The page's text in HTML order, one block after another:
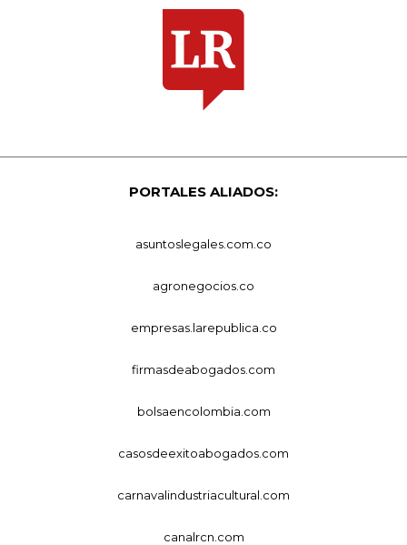
PORTALES ALIADOS:
asuntoslegales.com.co
agronegocios.co
empresas.larepublica.co
firmasdeabogados.com
bolsaencolombia.com
casosdeexitoabogados.com
carnavalindustriacultural.com
canalrcn.com